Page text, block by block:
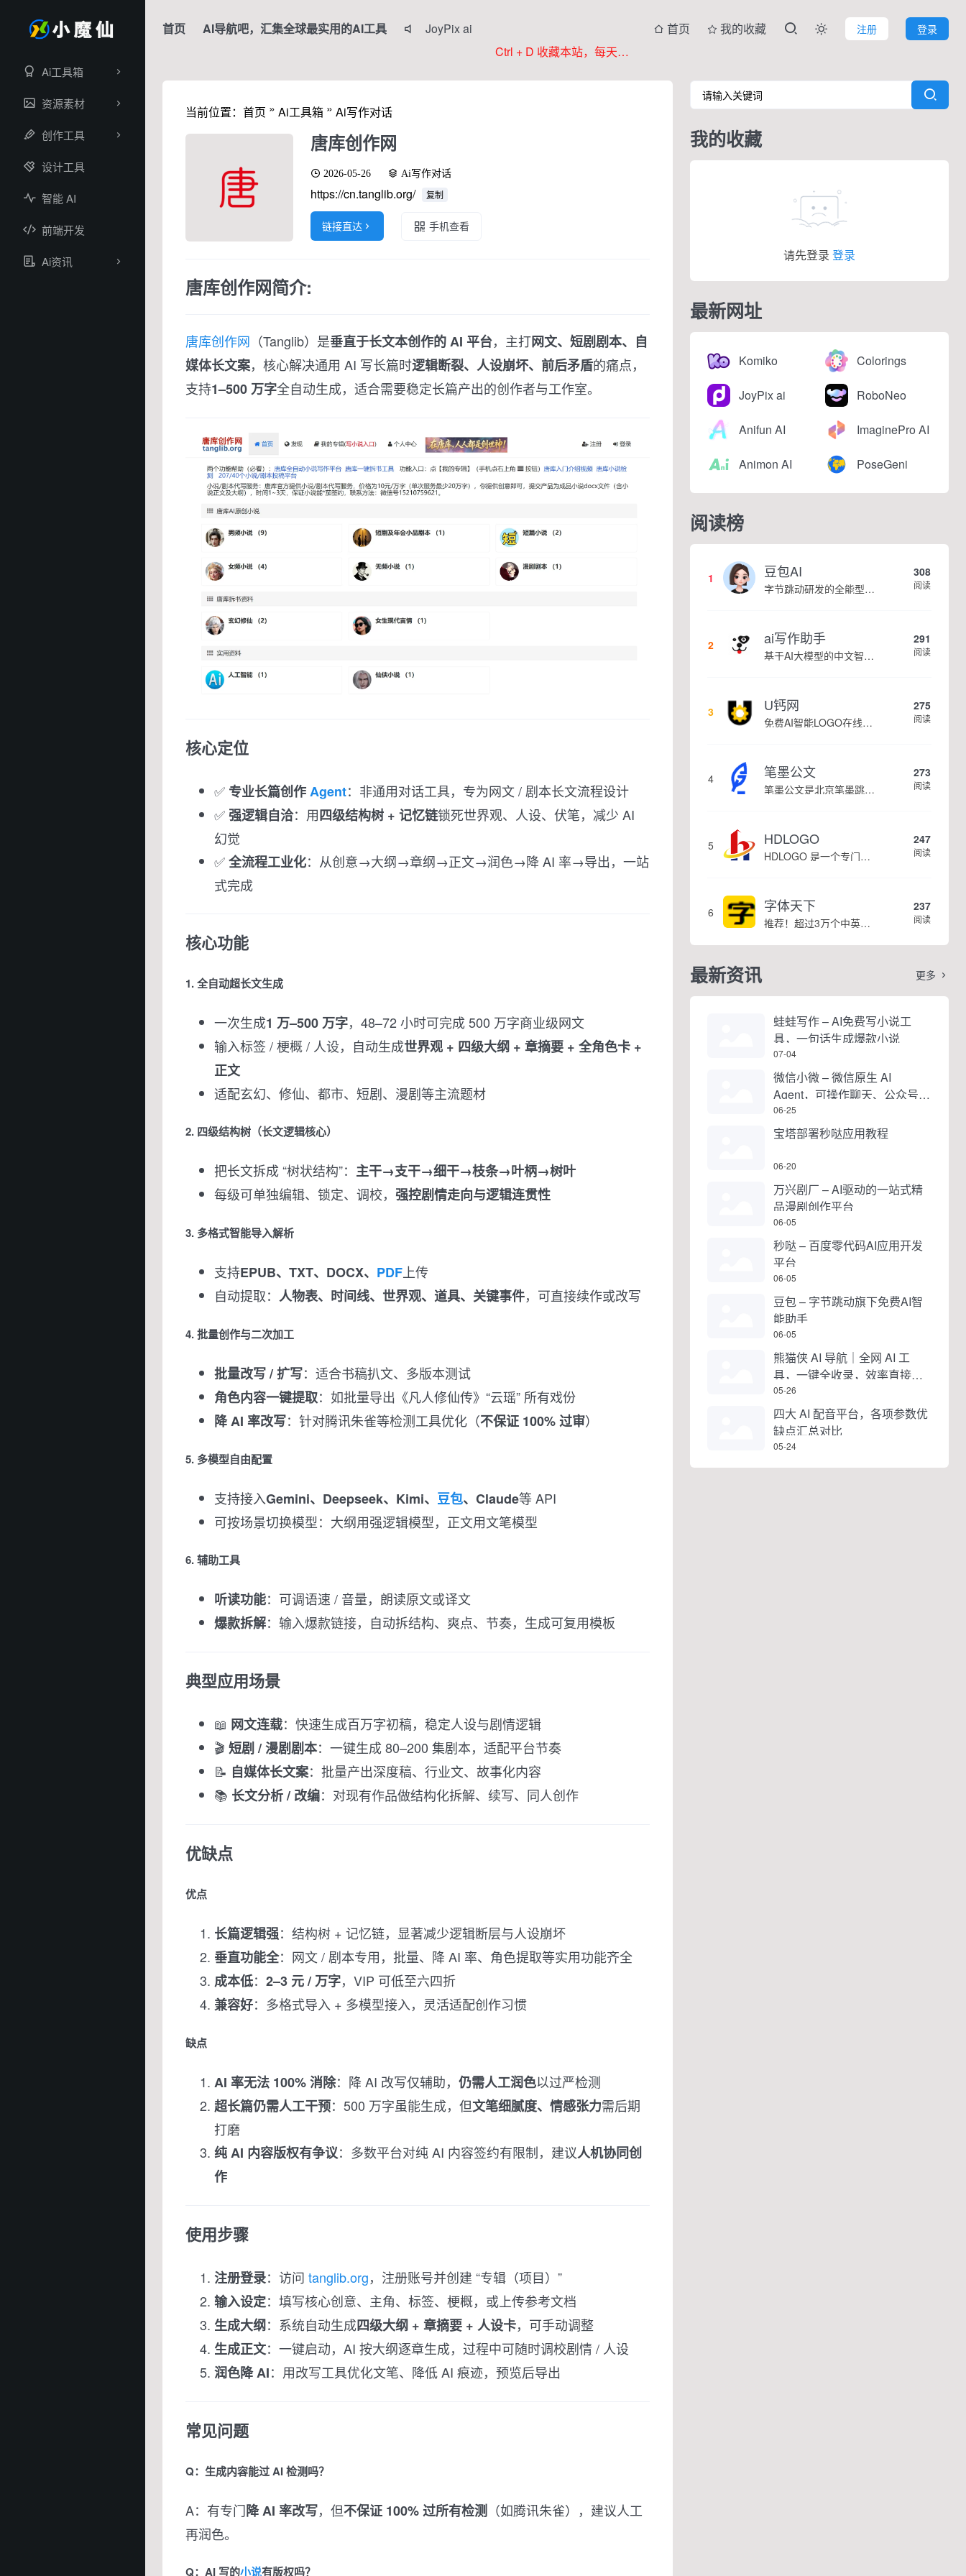
Ai工具箱
资源素材
创作工具
设计工具
智能 AI
前端开发
Ai资讯
首页 AI导航吧，汇集全球最实用的AI工具 
JoyPix ai
登录
注册

首页
我的收藏
Ctrl + D 收藏本站，每天更新好站！
当前位置： 首页 » Ai工具箱 » Ai写作对话
唐库创作网
2026-05-26 Ai写作对话
https://cn.tanglib.org/ 复制
链接直达  手机查看
唐库创作网简介:
唐库创作网 （Tanglib）是垂直于长文本创作的 AI 平台，主打网文、短剧剧本、自
媒体长文案，核心解决通用 AI 写长篇时逻辑断裂、人设崩坏、前后矛盾的痛点，
支持1–500 万字全自动生成，适合需要稳定长篇产出的创作者与工作室。
核心定位
✅ 专业长篇创作Agent：非通用对话工具，专为网文 / 剧本长文流程设计
✅强逻辑自洽：用四级结构树 + 记忆链锁死世界观、人设、伏笔，减少 AI
幻觉
✅全流程工业化：从创意→大纲→章纲→正文→润色→降 AI 率→导出，一站
式完成
核心功能
1. 全自动超长文生成
一次生成1 万–500 万字，48–72 小时可完成 500 万字商业级网文
输入标签 / 梗概 / 人设，自动生成世界观 + 四级大纲 + 章摘要 + 全角色卡 +
正文
适配玄幻、修仙、都市、短剧、漫剧等主流题材
2. 四级结构树（长文逻辑核心）
把长文拆成 “树状结构”： 主干→支干→细干→枝条→叶柄→树叶
每级可单独编辑、锁定、调校， 强控剧情走向与逻辑连贯性
3. 多格式智能导入解析
支持EPUB、TXT、DOCX、 PDF上传
自动提取： 人物表、时间线、世界观、道具、关键事件，可直接续作或改写
4. 批量创作与二次加工
批量改写 / 扩写：适合书稿扒文、多版本测试
角色内容一键提取：如批量导出《凡人修仙传》“云瑶” 所有戏份
降 AI 率改写：针对腾讯朱雀等检测工具优化（不保证 100% 过审）
5. 多模型自由配置
支持接入Gemini、Deepseek、Kimi、 豆包、Claude等 API
可按场景切换模型：大纲用强逻辑模型，正文用文笔模型
6. 辅助工具
听读功能：可调语速 / 音量，朗读原文或译文
爆款拆解：输入爆款链接，自动拆结构、爽点、节奏，生成可复用模板
典型应用场景
📖 网文连载：快速生成百万字初稿，稳定人设与剧情逻辑
🎬 短剧 / 漫剧剧本：一键生成 80–200 集剧本，适配平台节奏
📝 自媒体长文案：批量产出深度稿、行业文、故事化内容
📚 长文分析 / 改编：对现有作品做结构化拆解、续写、同人创作
优缺点
优点
长篇逻辑强：结构树 + 记忆链，显著减少逻辑断层与人设崩坏
垂直功能全：网文 / 剧本专用，批量、降 AI 率、角色提取等实用功能齐全
成本低： 2–3 元 / 万字，VIP 可低至六四折
兼容好：多格式导入 + 多模型接入，灵活适配创作习惯
缺点
AI 率无法 100% 消除：降 AI 改写仅辅助， 仍需人工润色以过严检测
超长篇仍需人工干预：500 万字虽能生成，但文笔细腻度、情感张力需后期
打磨
纯 AI 内容版权有争议：多数平台对纯 AI 内容签约有限制，建议人机协同创
作
使用步骤
注册登录：访问 tanglib.org，注册账号并创建 “专辑（项目）”
输入设定：填写核心创意、主角、标签、梗概，或上传参考文档
生成大纲：系统自动生成四级大纲 + 章摘要 + 人设卡，可手动调整
生成正文：一键启动，AI 按大纲逐章生成，过程中可随时调校剧情 / 人设
润色降 AI：用改写工具优化文笔、降低 AI 痕迹，预览后导出
常见问题
Q：生成内容能过 AI 检测吗？
A：有专门降 AI 率改写，但不保证 100% 过所有检测 （如腾讯朱雀），建议人工
再润色。
Q：AI 写的小说有版权吗？
我的收藏
请先登录 登录
最新网址
Komiko Colorings
JoyPix ai RoboNeo
Anifun AI ImaginePro AI
Animon AI PoseGeni
阅读榜
1 豆包AI
字节跳动研发的全能型AI智能助手，提供智能对话、知识问答、内容创作、学习办公等一站式AI服务
308
阅读
2 ai写作助手
基于AI大模型的中文智能写作工具，面向学生、自媒体、职场人士提供一站式文本创作服务 核心定位 AI写作助手是依托人工智能技术打造的创作辅助平台，专注中文文本生成与优化，帮助用户快速完成各类文案、文章、论文等内容创作，提升写作效率 核心功能 ...
291
阅读
3 U钙网
免费AI智能LOGO在线设计制作平台
275
阅读
4 笔墨公文
笔墨公文是北京笔墨跳动科技旗下垂直公文赛道 AIGC 创作平台，深耕体制公文专业场景，依托海量标准公文语料训练专属大模型。平台整合 AI 公文生成、全维度智能校对、范文库、实时更新素材库、标准化公文模板五大核心板块，兼顾公文快速撰写、文稿合...
273
阅读
5 HDLOGO
HDLOGO 是一个专门整理矢量标志和图标的网站，提供各类品牌和公司的矢量标志下载服务，主要面向设计师、营销人员和企业用户，帮他们获取高质量的品牌标识资源。
247
阅读
6 字体天下
推荐！超过3万个中英文字体免费下载
237
阅读
最新资讯 更多 
蛙蛙写作 – AI免费写小说工
具，一句话生成爆款小说
07-04
微信小微 – 微信原生 AI
Agent，可操作聊天、公众号、
视频号和小程序
06-25
宝塔部署秒哒应用教程
06-20
万兴剧厂 – AI驱动的一站式精
品漫剧创作平台
06-05
秒哒 – 百度零代码AI应用开发
平台
06-05
豆包 – 字节跳动旗下免费AI智
能助手
06-05
熊猫侠 AI 导航｜全网 AI 工
具，一键全收录，效率直接拉
满
05-26
四大 AI 配音平台，各项参数优
缺点汇总对比
05-24